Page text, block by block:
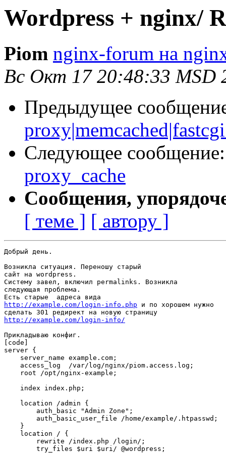
Wordpress + nginx/
Piom nginx-forum на
Вс Окт 17 20:48:33 MSD
Предыдущее
Следующее
proxy_cache
Сообщения,
[ теме ] [ автору ]
Добрый день.
Возникла ситуация. Переношу старый
сайт на wordpress.
Систему завел, включил permalinks. Возникла
следующая проблема.
http://example.com/login-info.php и по хорошем нужно
http://example.com/login-info/
Прикладываю конфиг.
[code]
server {
    server_name example.com;
    access_log  /var/log/nginx/piom.access.log;
    root /opt/nginx-example;
    index index.php;
    location /admin {
        auth_basic "Admin Zone";
        auth_basic_user_file /home/example/.htpasswd;
    }
    location / {
        rewrite /index.php /login/;
        try_files $uri $uri/ @wordpress;